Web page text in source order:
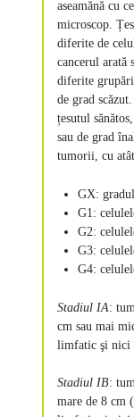
aseamănă cu
microscop.
diferite de
cancerul arată
diferite grupări
de grad
țesutul
sau de grad
tumorii, cu
GX:
G1:
G2:
G3:
G4:
Stadiul IA:
cm sau mai
limfatic şi nici
Stadiul IB:
mare de 8 cm